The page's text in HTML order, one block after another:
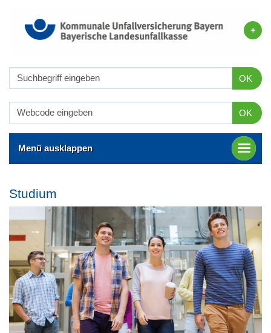
OK
OK
Menü ausklappen
Studium